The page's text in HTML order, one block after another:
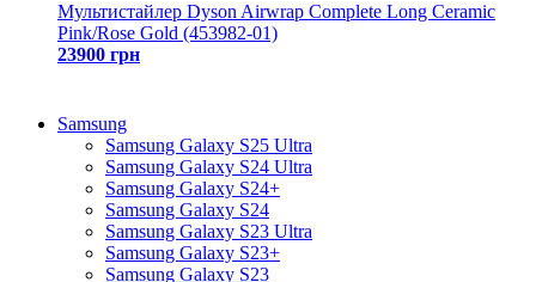
Мультистайлер Dyson Airwrap Complete Long Ceramic
Pink/Rose Gold (453982-01)
23900 грн
Samsung
Samsung Galaxy S25 Ultra
Samsung Galaxy S24 Ultra
Samsung Galaxy S24+
Samsung Galaxy S24
Samsung Galaxy S23 Ultra
Samsung Galaxy S23+
Samsung Galaxy S23